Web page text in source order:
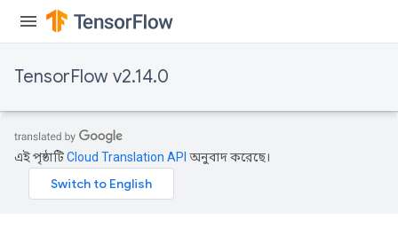
TensorFlow v2.14.0
এই পৃষ্ঠাটিCloud Translation API অনুবাদ করেছে।